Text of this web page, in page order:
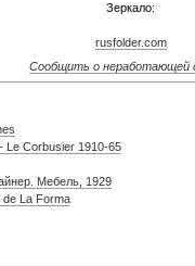
Зеркало:
rusfolder.com
Сообщить о неработающей
Le Corbusier 1910-65
Мебель, 1929
La Forma